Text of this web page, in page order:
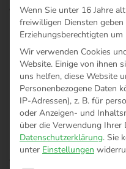
ermöglichen.Das beinhaltet
und Ozeanen, denErhalt von
Bekämpfung des
mit natürlichen Ressourcen.
Peace –Frieden schaffen:
In der Agenda 2030 heißt es:
nachhaltige Entwicklung
keinen Frieden.“Alle
Angst und Gewaltin einer
Wenn Sie unter 16 Jahre
freiwilligen Diensten
Erziehungsberechtigten
Wir verwenden Cookies
Website. Einige von ihnen
uns helfen, diese Website
Personenbezogene Daten
IP-Adressen), z. B. für
oder Anzeigen- und
über die Verwendung Ihrer
Datenschutzerklärung. Sie
unter Einstellungen